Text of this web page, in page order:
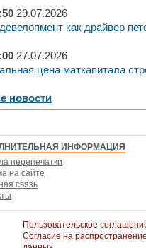
29.07.2026
как драйвер
27.07.2026
цена маткапитала
новости
ИНФОРМАЦИЯ
перепечатки
на сайте
связь
Пользовательское
Согласие на